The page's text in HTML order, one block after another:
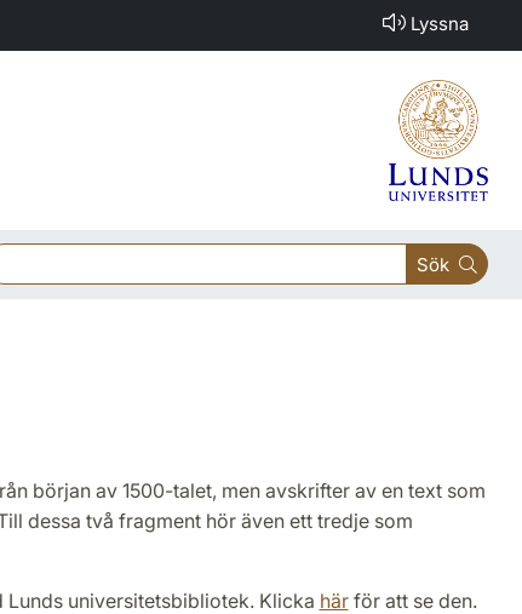
Lyssna
Sök
början av 1500-talet, men avskrifter av en text som
dessa två fragment hör även ett tredje som
universitetsbibliotek. Klicka härför att se den.